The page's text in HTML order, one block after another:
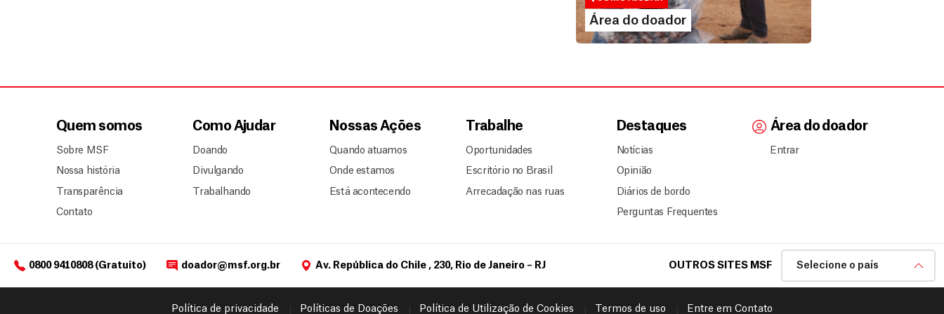
LEIA MAIS
Área do doador
Quem somos
Sobre MSF
Nossa história
Transparência
Contato
Como Ajudar
Doando
Divulgando
Trabalhando
Nossas Ações
Quando atuamos
Onde estamos
Está acontecendo
Trabalhe
Oportunidades
Escritório no Brasil
Arrecadação nas ruas
Destaques
Notícias
Opinião
Diários de bordo
Perguntas Frequentes
Área do doador
Entrar
0800 9410808 (Gratuito) doador@msf.org.br Av. República do Chile , 230, Rio de Janeiro – RJ OUTROS SITES MSF Selecione o país
Política de privacidade Políticas de Doações Política de Utilização de Cookies Termos de uso Entre em Contato